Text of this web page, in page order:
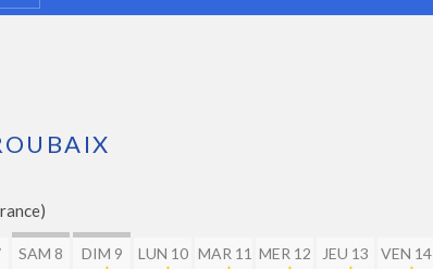
SAM 8 DIM 9 LUN 10 MAR 11 MER 12 JEU 13 VEN 14